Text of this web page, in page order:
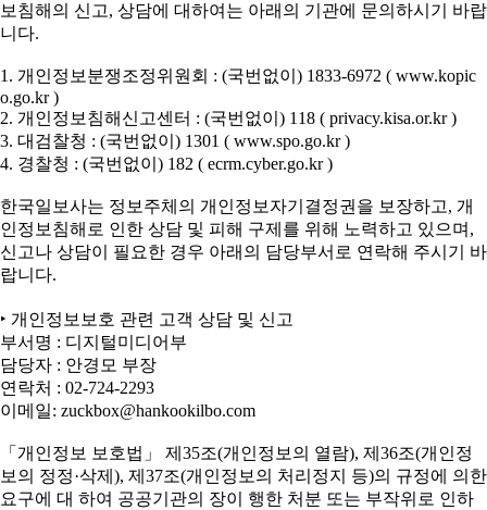
보침해의 신고, 상담에 대하여는 아래의 기관에 문의하시기 바랍
니다.
1. 개인정보분쟁조정위원회 : (국번없이) 1833-6972 ( www.kopic
o.go.kr )
2. 개인정보침해신고센터 : (국번없이) 118 ( privacy.kisa.or.kr )
3. 대검찰청 : (국번없이) 1301 ( www.spo.go.kr )
4. 경찰청 : (국번없이) 182 ( ecrm.cyber.go.kr )
한국일보사는 정보주체의 개인정보자기결정권을 보장하고, 개
인정보침해로 인한 상담 및 피해 구제를 위해 노력하고 있으며,
신고나 상담이 필요한 경우 아래의 담당부서로 연락해 주시기 바
랍니다.
‣ 개인정보보호 관련 고객 상담 및 신고
부서명 : 디지털미디어부
담당자 : 안경모 부장
연락처 : 02-724-2293
이메일: zuckbox@hankookilbo.com
「개인정보 보호법」 제35조(개인정보의 열람), 제36조(개인정
보의 정정·삭제), 제37조(개인정보의 처리정지 등)의 규정에 의한
요구에 대 하여 공공기관의 장이 행한 처분 또는 부작위로 인하